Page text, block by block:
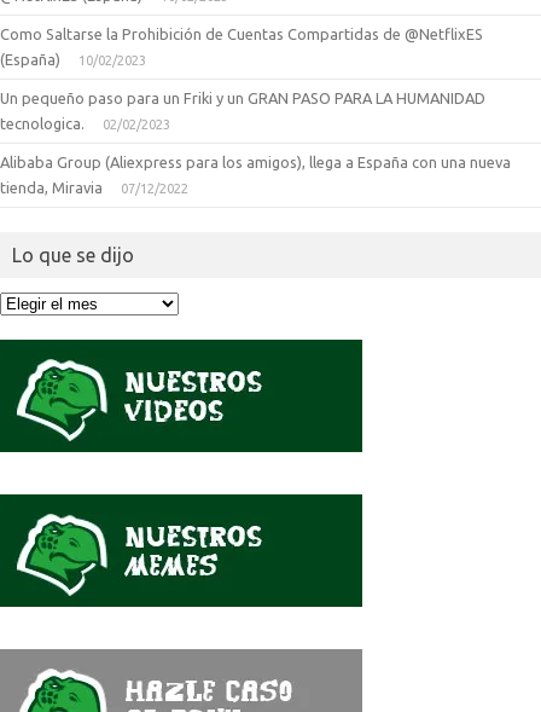
Como Saltarse la Prohibición de Cuentas Compartidas de @NetflixES
(España)
10/02/2023
Un pequeño paso para un Friki y un GRAN PASO PARA LA HUMANIDAD
tecnologica.
02/02/2023
Alibaba Group (Aliexpress para los amigos), llega a España con una nueva
tienda, Miravia
07/12/2022
Lo que se dijo
Lo